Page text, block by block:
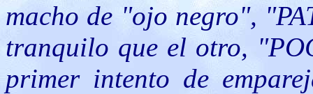
macho de "ojo negro",
tranquilo que el otro,
primer intento de